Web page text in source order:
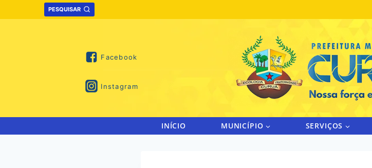
to
PESQUISAR
Facebook
Instagram
INÍCIO MUNICÍPIO SERVIÇOS